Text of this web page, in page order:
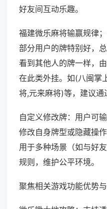
好友间互动乐趣。
福建微乐麻将输赢规律
部分用户的牌特别好，
看到其他人的牌一样，
在此类外挂。如(八闽掌
将,元来麻将)等，建议通
自定义修改牌：用户可
修改自身牌型或隐藏操
用于多种场景（如与好
规则，维护公平环境。
聚焦相关游戏功能优势与